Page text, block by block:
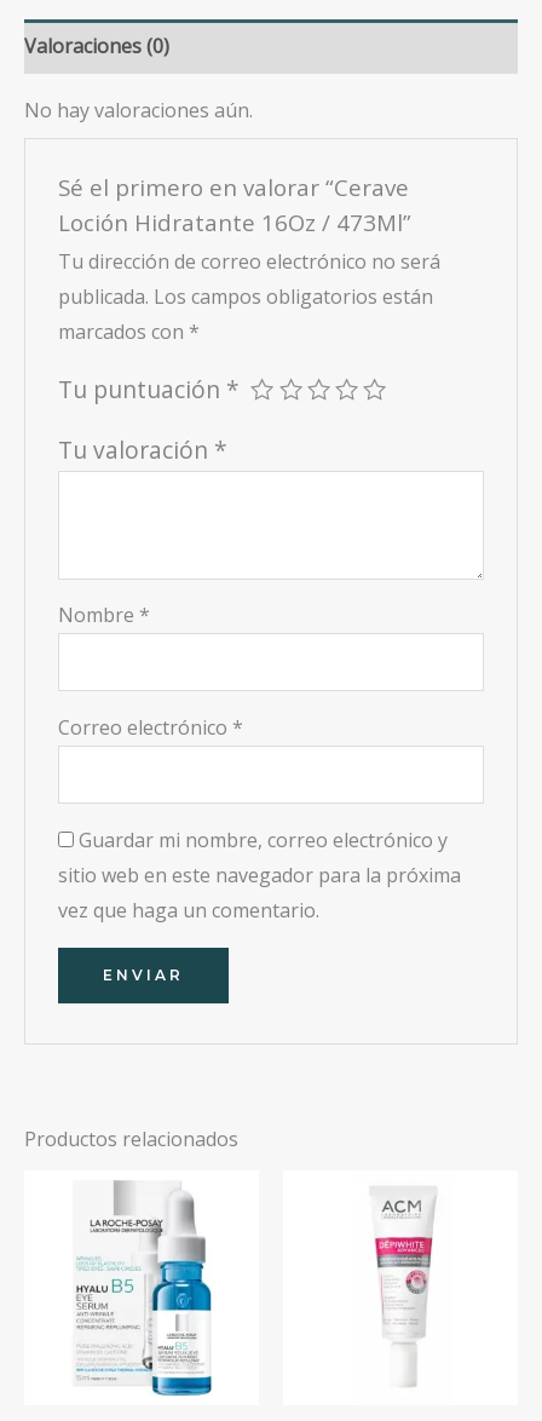
Valoraciones (0)
No hay valoraciones aún.
Sé el primero en valorar “Cerave
Loción Hidratante 16Oz / 473Ml”
Tu dirección de correo electrónico no será
publicada. Los campos obligatorios están
marcados con *
Tu puntuación *
Tu valoración *
Nombre *
Correo electrónico *
Guardar mi nombre, correo electrónico y
sitio web en este navegador para la próxima
vez que haga un comentario.
Productos relacionados